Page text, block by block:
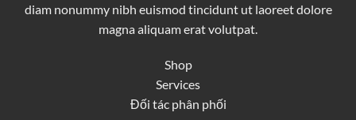
diam nonummy nibh euismod tincidunt ut laoreet dolore
magna aliquam erat volutpat.
Shop
Services
Đối tác phân phối